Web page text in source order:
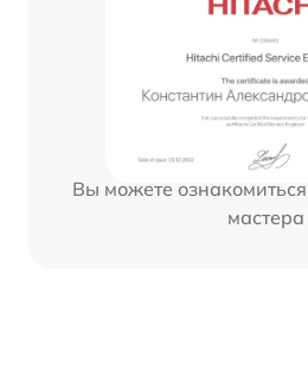
Вы можете
мастера